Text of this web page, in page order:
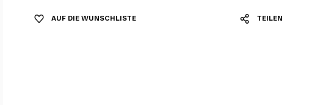
AUF DIE WUNSCHLISTE TEILEN